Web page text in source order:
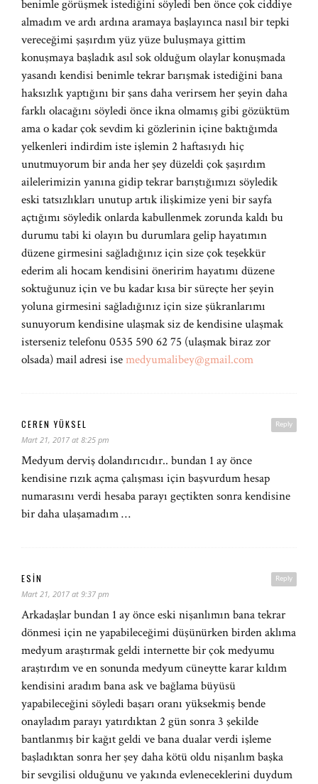
benimle görüşmek istediğini söyledi ben önce çok ciddiye
almadım ve ardı ardına aramaya başlayınca nasıl bir tepki
vereceğimi şaşırdım yüz yüze buluşmaya gittim
konuşmaya başladık asıl sok olduğum olaylar konuşmada
yasandı kendisi benimle tekrar barışmak istediğini bana
haksızlık yaptığını bir şans daha verirsem her şeyin daha
farklı olacağını söyledi önce ikna olmamış gibi gözüktüm
ama o kadar çok sevdim ki gözlerinin içine baktığımda
yelkenleri indirdim iste işlemin 2 haftasıydı hiç
unutmuyorum bir anda her şey düzeldi çok şaşırdım
ailelerimizin yanına gidip tekrar barıştığımızı söyledik
eski tatsızlıkları unutup artık ilişkimize yeni bir sayfa
açtığımı söyledik onlarda kabullenmek zorunda kaldı bu
durumu tabi ki olayın bu durumlara gelip hayatımın
düzene girmesini sağladığınız için size çok teşekkür
ederim ali hocam kendisini öneririm hayatımı düzene
soktuğunuz için ve bu kadar kısa bir süreçte her şeyin
yoluna girmesini sağladığınız için size şükranlarımı
sunuyorum kendisine ulaşmak siz de kendisine ulaşmak
isterseniz telefonu 0535 590 62 75 (ulaşmak biraz zor
olsada) mail adresi isemedyumalibey@gmail.com
Reply
CEREN YÜKSEL
Mart 21, 2017 at 8:25 pm
Medyum derviş dolandırıcıdır.. bundan 1 ay önce
kendisine rızık açma çalışması için başvurdum hesap
numarasını verdi hesaba parayı geçtikten sonra kendisine
bir daha ulaşamadım …
Reply
ESIN
Mart 21, 2017 at 9:37 pm
Arkadaşlar bundan 1 ay önce eski nişanlımın bana tekrar
dönmesi için ne yapabileceğimi düşünürken birden aklıma
medyum araştırmak geldi internette bir çok medyumu
araştırdım ve en sonunda medyum cüneytte karar kıldım
kendisini aradım bana ask ve bağlama büyüsü
yapabileceğini söyledi başarı oranı yüksekmiş bende
onayladım parayı yatırdıktan 2 gün sonra 3 şekilde
bantlanmış bir kağıt geldi ve bana dualar verdi işleme
başladıktan sonra her şey daha kötü oldu nişanlım başka
bir sevgilisi olduğunu ve yakında evleneceklerini duydum